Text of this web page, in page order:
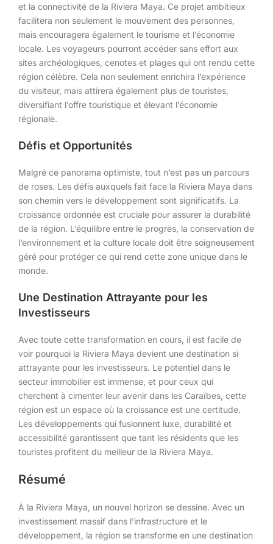
et la connectivité de la Riviera Maya. Ce projet ambitieux
facilitera non seulement le mouvement des personnes,
mais encouragera également le tourisme et l’économie
locale. Les voyageurs pourront accéder sans effort aux
sites archéologiques, cenotes et plages qui ont rendu cette
région célèbre. Cela non seulement enrichira l’expérience
du visiteur, mais attirera également plus de touristes,
diversifiant l’offre touristique et élevant l’économie
régionale.
Défis et Opportunités
Malgré ce panorama optimiste, tout n’est pas un parcours
de roses. Les défis auxquels fait face la Riviera Maya dans
son chemin vers le développement sont significatifs. La
croissance ordonnée est cruciale pour assurer la durabilité
de la région. L’équilibre entre le progrès, la conservation de
l’environnement et la culture locale doit être soigneusement
géré pour protéger ce qui rend cette zone unique dans le
monde.
Une Destination Attrayante pour les
Investisseurs
Avec toute cette transformation en cours, il est facile de
voir pourquoi la Riviera Maya devient une destination si
attrayante pour les investisseurs. Le potentiel dans le
secteur immobilier est immense, et pour ceux qui
cherchent à cimenter leur avenir dans les Caraïbes, cette
région est un espace où la croissance est une certitude.
Les développements qui fusionnent luxe, durabilité et
accessibilité garantissent que tant les résidents que les
touristes profitent du meilleur de la Riviera Maya.
Résumé
À la Riviera Maya, un nouvel horizon se dessine. Avec un
investissement massif dans l’infrastructure et le
développement, la région se transforme en une destination